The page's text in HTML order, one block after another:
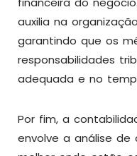
auxilia na
garantindo que os
responsabilidades
adequada e no
Por fim, a
envolve a análise